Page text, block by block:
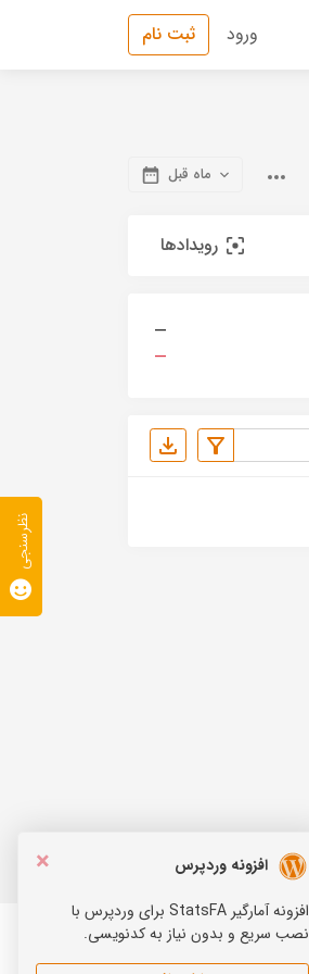
ورود ثبت نام
ماه قبل
رویدادها
—
—
×
افزونه وردپرس
افزونه آمارگیر StatsFA برای وردپرس با
نصب سریع و بدون نیاز به کدنویسی.
نظرسنجی